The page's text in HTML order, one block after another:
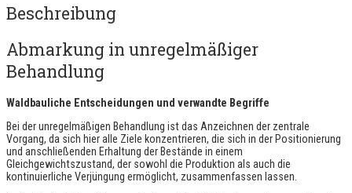
t
e
m
n
i
r
r
é
g
Beschreibung
Abmarkung in unregelmäßiger
Behandlung
Waldbauliche Entscheidungen und verwandte Begriffe
Bei der unregelmäßigen Behandlung ist das Anzeichnen der zentrale
Vorgang, da sich hier alle Ziele konzentrieren, die sich in der Positionierung
und anschließenden Erhaltung der Bestände in einem
Gleichgewichtszustand, der sowohl die Produktion als auch die
kontinuierliche Verjüngung ermöglicht, zusammenfassen lassen.